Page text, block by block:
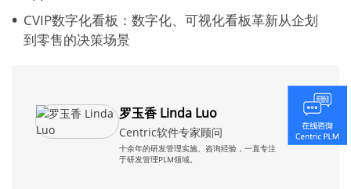
CVIP数字化看板：数字化、可视化看板革新从企划
到零售的决策场景
罗玉香 Linda Luo
Centric软件专家顾问
十余年的研发管理实施、咨询经验，一直专注
于研发管理PLM领域。